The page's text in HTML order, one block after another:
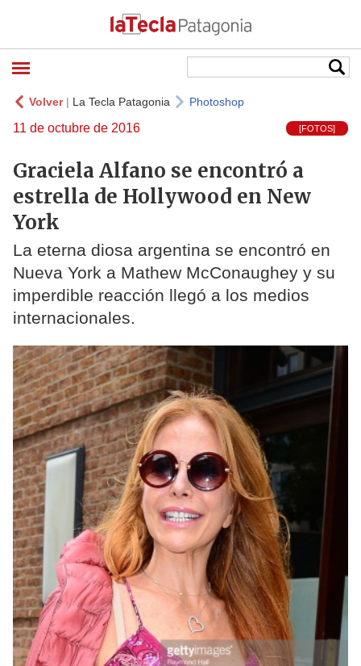
Volver| La Tecla Patagonia Photoshop
11 de octubre de 2016 [FOTOS]
Graciela Alfano se encontró a
estrella de Hollywood en New
York
La eterna diosa argentina se encontró en
Nueva York a Mathew McConaughey y su
imperdible reacción llegó a los medios
internacionales.